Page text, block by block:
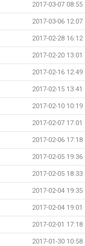
2017-03-07 08:55
2017-03-06 12:07
2017-02-28 16:12
2017-02-20 13:01
2017-02-16 12:49
2017-02-15 13:41
2017-02-10 10:19
2017-02-07 17:01
2017-02-06 17:18
2017-02-05 19:36
2017-02-05 18:33
2017-02-04 19:35
2017-02-04 19:01
2017-02-01 17:18
2017-01-30 10:58